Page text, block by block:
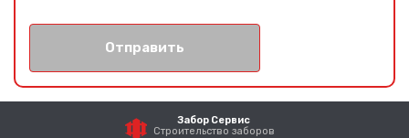
Отправить
Забор Сервис
Строительство заборов